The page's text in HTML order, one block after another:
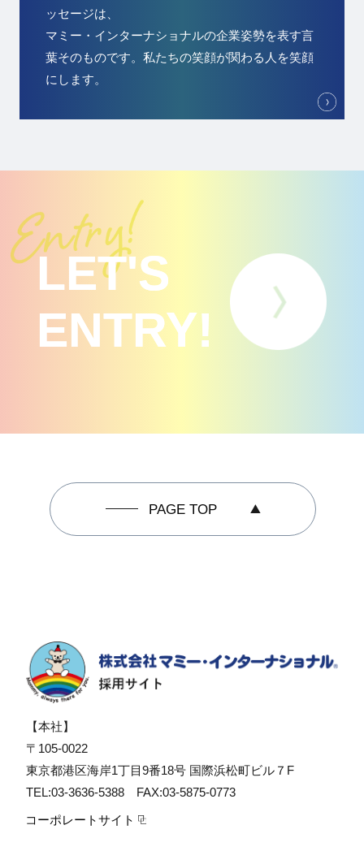
ッセージは、
マミー・インターナショナルの企業姿勢を表す言
葉そのものです。私たちの笑顔が関わる人を笑顔
にします。
LET'S
ENTRY!
PAGE TOP
【本社】
〒105-0022
東京都港区海岸1丁目9番18号 国際浜松町ビル７F
TEL:03-3636-5388 FAX:03-5875-0773
コーポレートサイト